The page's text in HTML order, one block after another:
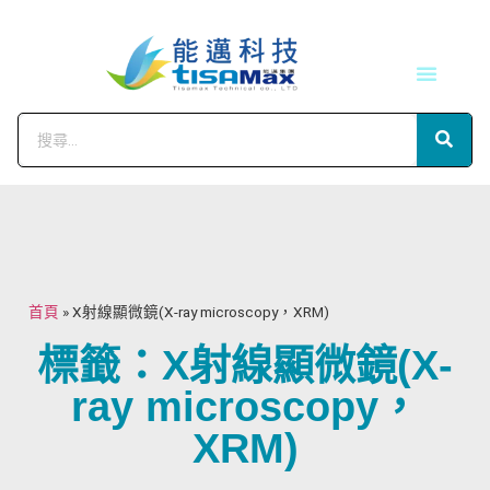
首頁 »X射線顯微鏡(X-ray microscopy，XRM)
標籤：X射線顯微鏡(X-
ray microscopy，
XRM)